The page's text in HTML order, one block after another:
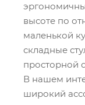
высоте по
маленькой
складные
просторной
В нашем
широкий